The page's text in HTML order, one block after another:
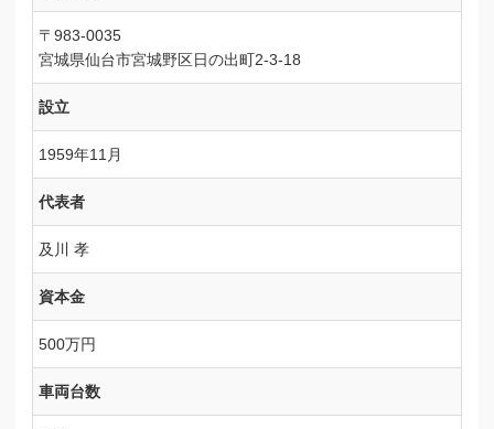
〒983-0035
宮城県仙台市宮城野区日の出町2-3-18
設立
1959年11月
代表者
及川 孝
資本金
500万円
車両台数